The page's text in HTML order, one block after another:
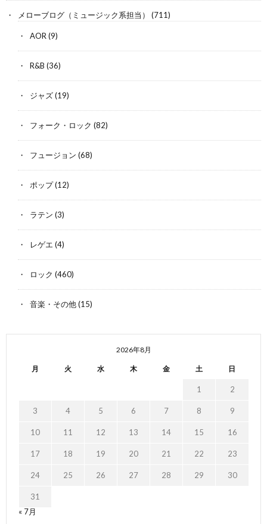
メローブログ（ミュージック系担当） (711)
AOR (9)
R&B (36)
ジャズ(19)
フォーク・ロック (82)
フュージョン (68)
ポップ(12)
ラテン (3)
レゲエ (4)
ロック (460)
音楽・その他(15)
2026年8月
月 火 水 木 金 土 日
1 2
3 4 5 6 7 8 9
10 11 12 13 14 15 16
17 18 19 20 21 22 23
24 25 26 27 28 29 30
31
« 7月